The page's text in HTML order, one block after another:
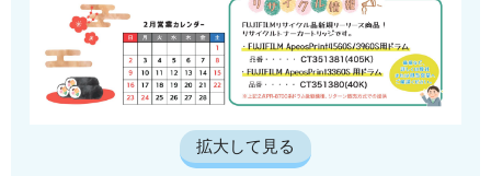
拡大して見る